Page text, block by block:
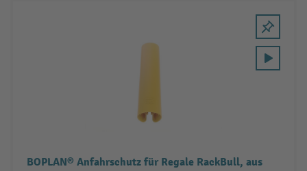
BOPLAN® Anfahrschutz für Regale RackBull, aus